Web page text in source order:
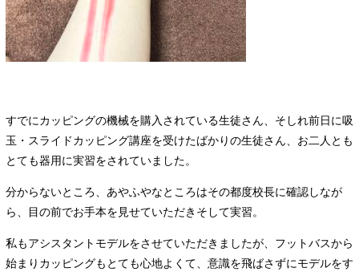
すでにカッピングの機械を購入されている生徒さん、そしれ前日に吸
玉・スライドカッピング講座を受けたばかりの生徒さん、お二人とも
とても器用に実習をされていました。
分からないところ、あやふやなところはその都度校長に確認しなが
ら、目の前でお手本を見せていただきそして実習。
私もアシスタントモデルをさせていただきましたが、フットバスから
始まりカッピングもとても心地よくて、意識を飛ばさずにモデルをす